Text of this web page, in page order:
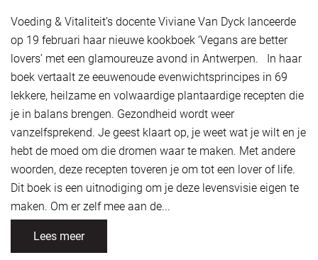
Voeding & Vitaliteit’s docente Viviane Van Dyck lanceerde
op 19 februari haar nieuwe kookboek ‘Vegans are better
lovers’ met een glamoureuze avond in Antwerpen. In haar
boek vertaalt ze eeuwenoude evenwichtsprincipes in 69
lekkere, heilzame en volwaardige plantaardige recepten die
je in balans brengen. Gezondheid wordt weer
vanzelfsprekend. Je geest klaart op, je weet wat je wilt en je
hebt de moed om die dromen waar te maken. Met andere
woorden, deze recepten toveren je om tot een lover of life.
Dit boek is een uitnodiging om je deze levensvisie eigen te
maken. Om er zelf mee aan de...
Lees meer